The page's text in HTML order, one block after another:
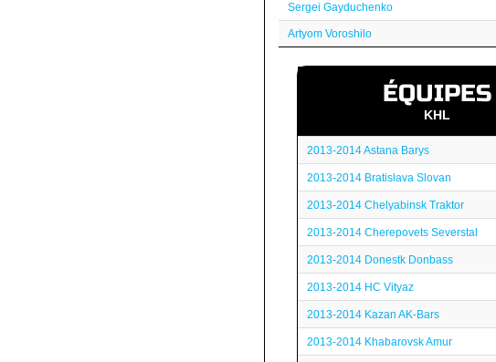
Sergei Gayduchenko
Artyom Voroshilo
ÉQUIPES
KHL
2013-2014 Astana Barys
2013-2014 Bratislava Slovan
2013-2014 Chelyabinsk Traktor
2013-2014 Cherepovets Severstal
2013-2014 Donestk Donbass
2013-2014 HC Vityaz
2013-2014 Kazan AK-Bars
2013-2014 Khabarovsk Amur